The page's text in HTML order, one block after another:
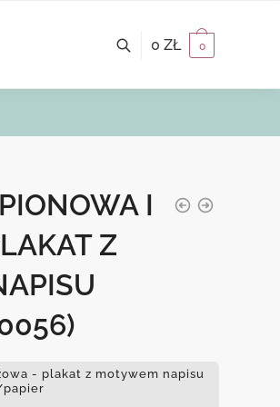
0 ZŁ 0
I
Z
- plakat z motywem napisu
papier